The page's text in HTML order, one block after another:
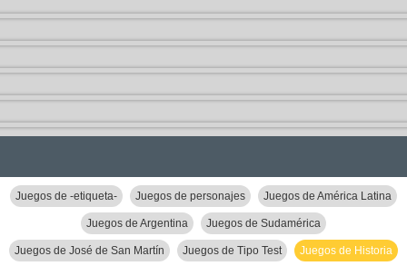
Juegos de -etiqueta- Juegos de personajes Juegos de América Latina
Juegos de Argentina Juegos de Sudamérica
Juegos de José de San Martín Juegos de Tipo Test Juegos de Historia